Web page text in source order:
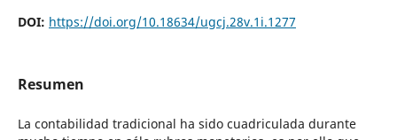
DOI: https://doi.org/10.18634/ugcj.28v.1i.1277
Resumen
La contabilidad tradicional ha sido cuadriculada durante